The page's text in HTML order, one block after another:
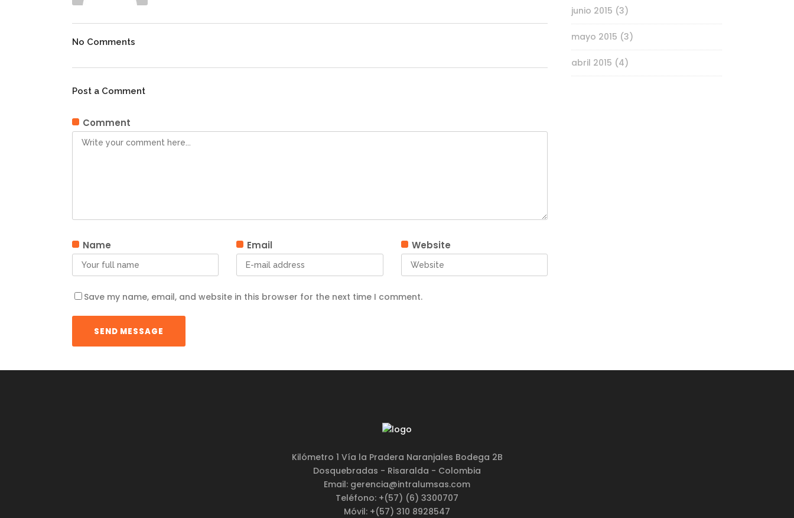
No Comments
Post a Comment
Comment
Name Email Website
Save my name, email, and website in this browser for the next time I comment.
junio 2015 (3)
mayo 2015 (3)
abril 2015 (4)
Kilómetro 1 Vía la Pradera Naranjales Bodega 2B
Dosquebradas - Risaralda - Colombia
Email: gerencia@intralumsas.com
Teléfono: +(57) (6) 3300707
Móvil: +(57) 310 8928547